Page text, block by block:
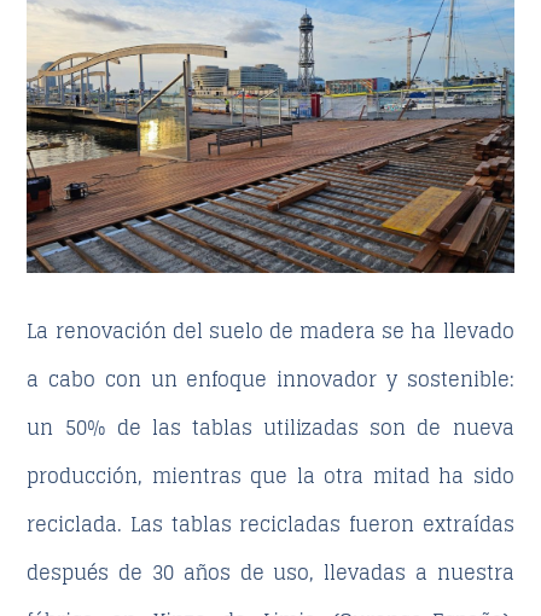
La renovación del suelo de madera se ha llevado
a cabo con un enfoque innovador y sostenible:
un 50% de las tablas utilizadas son de nueva
producción, mientras que la otra mitad ha sido
reciclada. Las tablas recicladas fueron extraídas
después de 30 años de uso, llevadas a nuestra